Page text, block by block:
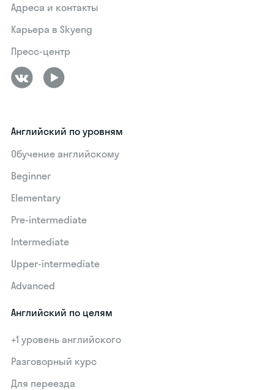
Адреса и контакты
Карьера в Skyeng
Пресс-центр
Английский по уровням
Обучение английскому
Beginner
Elementary
Pre-intermediate
Intermediate
Upper-intermediate
Advanced
Английский по целям
+1 уровень английского
Разговорный курс
Для переезда